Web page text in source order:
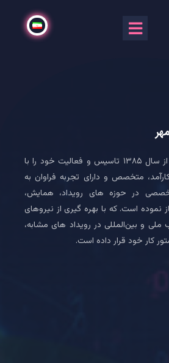
شرکت صابر انصار مهر از سال ۱۳۸۵ تاسیس و فعالیت خود را با
متخصص و دارای تجربه فراوان به
در حوزه های رویداد، همایش،
نموده است. که با بهره گیری از نیروهای
و بین‌المللی در رویداد های مشابه،
کار خود قرار داده است.